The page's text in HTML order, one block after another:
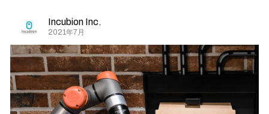
Incubion Inc.
2021年7月